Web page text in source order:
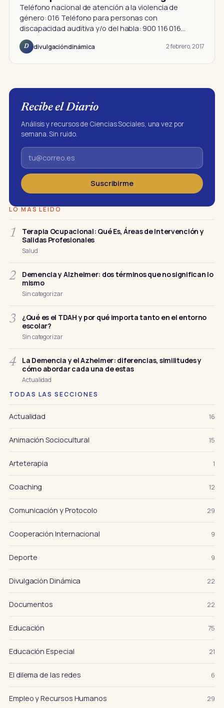
Teléfono nacional de atención a la violencia de
género: 016 Teléfono para personas con
discapacidad auditiva y/o del habla: 900 116 016…
D divulgacióndinámica 2 febrero, 2017
Recibe el Diario
Análisis y recursos de Ciencias Sociales, una vez por
semana. Sin ruido.
Suscribirme
LO MÁS LEÍDO
1
Terapia Ocupacional: Qué Es, Áreas de Intervención y
Salidas Profesionales
Salud
2
Demencia y Alzheimer: dos términos que no significan lo
mismo
Sin categorizar
3
¿Qué es el TDAH y por qué importa tanto en el entorno
escolar?
Sin categorizar
4
La Demencia y el Azheimer: diferencias, similitudes y
cómo abordar cada una de estas
Actualidad
TODAS LAS SECCIONES
Actualidad 16
Animación Sociocultural 15
Arteterapia 1
Coaching 12
Comunicación y Protocolo 29
Cooperación Internacional 9
Deporte 9
Divulgación Dinámica 22
Documentos 22
Educación 75
Educación Especial 21
El dilema de las redes 6
Empleo y Recursos Humanos 29